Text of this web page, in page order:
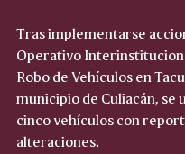
Tras implementarse
Operativo
Robo de Vehículos en
municipio de Culiacán, se
cinco vehículos con
alteraciones.